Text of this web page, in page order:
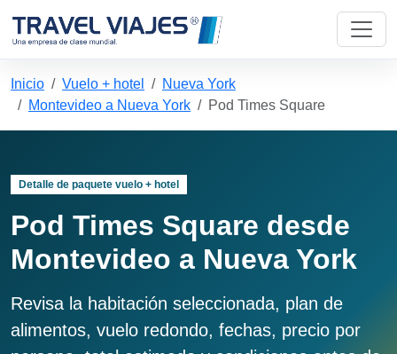
Inicio Vuelo + hotel
Nueva York
Montevideo a Nueva York
Pod Times Square
Detalle de paquete vuelo + hotel
Pod Times Square desde
Montevideo a Nueva York
Revisa la habitación seleccionada, plan de
alimentos, vuelo redondo, fechas, precio por